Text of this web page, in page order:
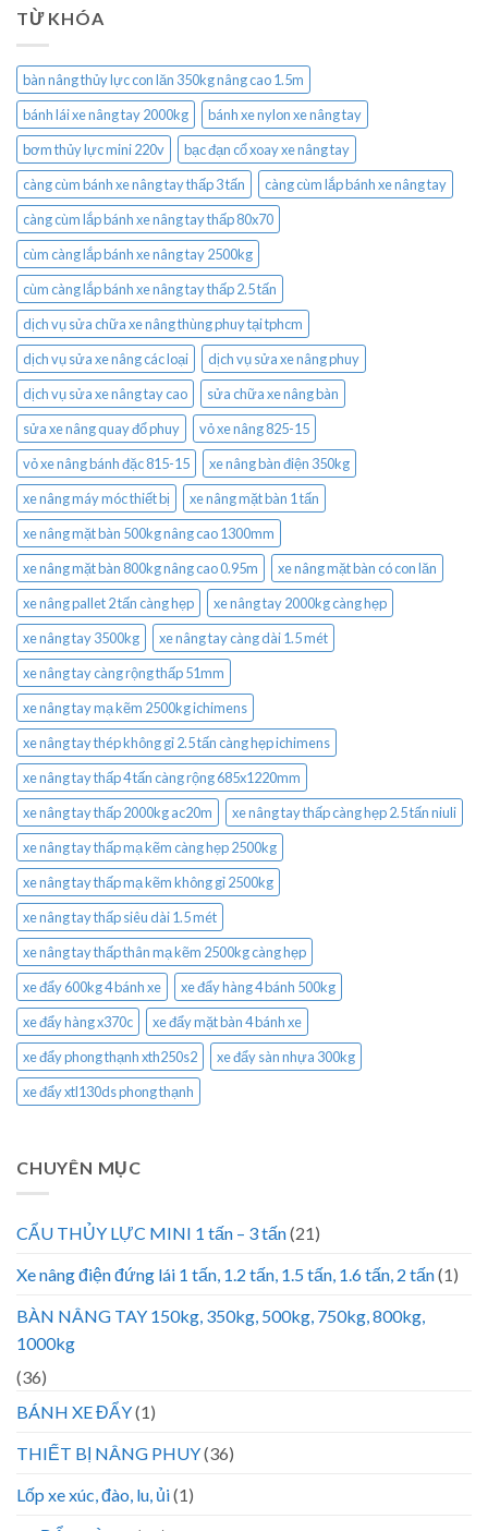
TỪ KHÓA
bàn nâng thủy lực con lăn 350kg nâng cao 1.5m
bánh lái xe nâng tay 2000kg
bánh xe nylon xe nâng tay
bơm thủy lực mini 220v
bạc đạn cổ xoay xe nâng tay
càng cùm bánh xe nâng tay thấp 3 tấn
càng cùm lắp bánh xe nâng tay
càng cùm lắp bánh xe nâng tay thấp 80x70
cùm càng lắp bánh xe nâng tay 2500kg
cùm càng lắp bánh xe nâng tay thấp 2.5 tấn
dịch vụ sửa chữa xe nâng thùng phuy tại tphcm
dịch vụ sửa xe nâng các loại
dịch vụ sửa xe nâng phuy
dịch vụ sửa xe nâng tay cao
sửa chữa xe nâng bàn
sửa xe nâng quay đổ phuy
vỏ xe nâng 825-15
vỏ xe nâng bánh đặc 815-15
xe nâng bàn điện 350kg
xe nâng máy móc thiết bị
xe nâng mặt bàn 1 tấn
xe nâng mặt bàn 500kg nâng cao 1300mm
xe nâng mặt bàn 800kg nâng cao 0.95m
xe nâng mặt bàn có con lăn
xe nâng pallet 2 tấn càng hẹp
xe nâng tay 2000kg càng hẹp
xe nâng tay 3500kg
xe nâng tay càng dài 1.5 mét
xe nâng tay càng rộng thấp 51mm
xe nâng tay mạ kẽm 2500kg ichimens
xe nâng tay thép không gỉ 2.5 tấn càng hẹp ichimens
xe nâng tay thấp 4 tấn càng rộng 685x1220mm
xe nâng tay thấp 2000kg ac20m
xe nâng tay thấp càng hẹp 2.5 tấn niuli
xe nâng tay thấp mạ kẽm càng hẹp 2500kg
xe nâng tay thấp mạ kẽm không gỉ 2500kg
xe nâng tay thấp siêu dài 1.5 mét
xe nâng tay thấp thân mạ kẽm 2500kg càng hẹp
xe đẩy 600kg 4 bánh xe
xe đẩy hàng 4 bánh 500kg
xe đẩy hàng x370c
xe đẩy mặt bàn 4 bánh xe
xe đẩy phong thạnh xth250s2
xe đẩy sàn nhựa 300kg
xe đẩy xtl130ds phong thạnh
CHUYÊN MỤC
CẨU THỦY LỰC MINI 1 tấn – 3 tấn(21)
Xe nâng điện đứng lái 1 tấn, 1.2 tấn, 1.5 tấn, 1.6 tấn, 2 tấn(1)
BÀN NÂNG TAY 150kg, 350kg, 500kg, 750kg, 800kg,
1000kg
(36)
BÁNH XE ĐẨY(1)
THIẾT BỊ NÂNG PHUY(36)
Lốp xe xúc, đào, lu, ủi(1)